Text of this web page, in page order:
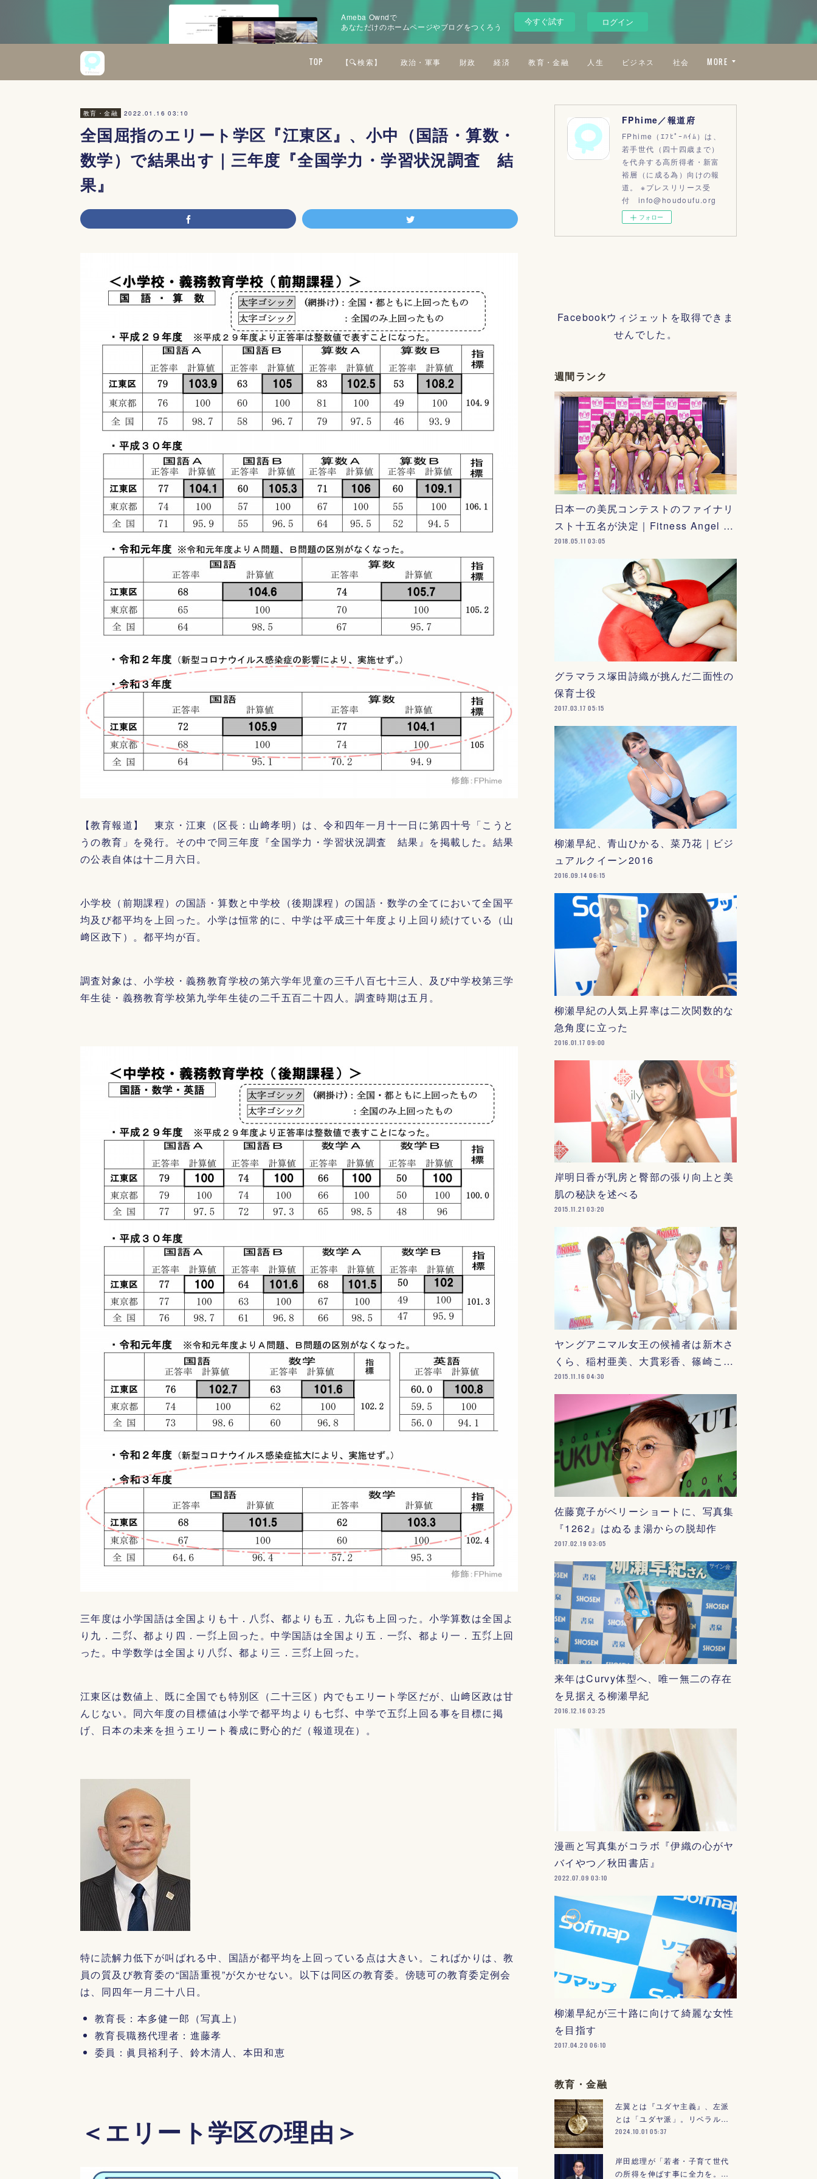
Ameba Owndで
あなただけのホームページやブログをつくろう
今すぐ試す ログイン
TOP 【🔍検索】 政治・軍事 財政 経済 教育・金融 人生 ビジネス 社会 MORE
教育・金融 2022.01.16 03:10
全国屈指のエリート学区『江東区』、小中（国語・算数・
数学）で結果出す｜三年度『全国学力・学習状況調査 結
果』
【教育報道】 東京・江東（区長：山﨑孝明）は、令和四年一月十一日に第四十号「こうと
うの教育」を発行。その中で同三年度『全国学力・学習状況調査 結果』を掲載した。結果
の公表自体は十二月六日。
小学校（前期課程）の国語・算数と中学校（後期課程）の国語・数学の全てにおいて全国平
均及び都平均を上回った。小学は恒常的に、中学は平成三十年度より上回り続けている（山
﨑区政下）。都平均が百。
調査対象は、小学校・義務教育学校の第六学年児童の三千八百七十三人、及び中学校第三学
年生徒・義務教育学校第九学年生徒の二千五百二十四人。調査時期は五月。
三年度は小学国語は全国よりも十．八㌽、都よりも五．九㌫も上回った。小学算数は全国よ
り九．二㌽、都より四．一㌽上回った。中学国語は全国より五．一㌽、都より一．五㌽上回
った。中学数学は全国より八㌽、都より三．三㌽上回った。
江東区は数値上、既に全国でも特別区（二十三区）内でもエリート学区だが、山﨑区政は甘
んじない。同六年度の目標値は小学で都平均よりも七㌽、中学で五㌽上回る事を目標に掲
げ、日本の未来を担うエリート養成に野心的だ（報道現在）。
特に読解力低下が叫ばれる中、国語が都平均を上回っている点は大きい。こればかりは、教
員の質及び教育委の“国語重視”が欠かせない。以下は同区の教育委。傍聴可の教育委定例会
は、同四年一月二十八日。
教育長：本多健一郎（写真上）
教育長職務代理者：進藤孝
委員：眞貝裕利子、鈴木清人、本田和恵
＜エリート学区の理由＞
FPhime／報道府
FPhime（ｴﾌﾋﾟｰﾊｲﾑ）は、
若手世代（四十四歳まで）
を代弁する高所得者・新富
裕層（に成る為）向けの報
道。 ※プレスリリース受
付 info@houdoufu.org
フォロー
Facebookウィジェットを取得できま
せんでした。
週間ランク
日本一の美尻コンテストのファイナリ
スト十五名が決定｜Fitness Angel …
2018.05.11 03:05
グラマラス塚田詩織が挑んだ二面性の
保育士役
2017.03.17 05:15
柳瀬早紀、青山ひかる、菜乃花｜ビジ
ュアルクイーン2016
2016.09.14 06:15
柳瀬早紀の人気上昇率は二次関数的な
急角度に立った
2016.01.17 09:00
岸明日香が乳房と臀部の張り向上と美
肌の秘訣を述べる
2015.11.21 03:20
ヤングアニマル女王の候補者は新木さ
くら、稲村亜美、大貫彩香、篠崎こ…
2015.11.16 04:30
佐藤寛子がベリーショートに、写真集
『1262』はぬるま湯からの脱却作
2017.02.19 03:05
来年はCurvy体型へ、唯一無二の存在
を見据える柳瀬早紀
2016.12.16 03:25
漫画と写真集がコラボ『伊織の心がヤ
バイやつ／秋田書店』
2022.07.09 03:10
柳瀬早紀が三十路に向けて綺麗な女性
を目指す
2017.04.20 06:10
教育・金融
左翼とは『ユダヤ主義』、左派
とは「ユダヤ派」。リベラル…
2024.10.01 05:37
岸田総理が「若者・子育て世代
の所得を伸ばす事に全力を。…